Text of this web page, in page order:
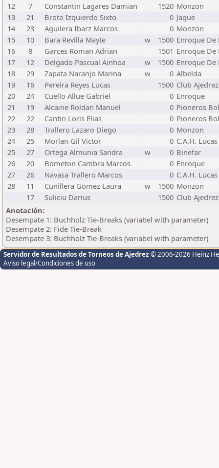
12
7 Constantin Lagares Damian 1520 Monzon
13
21 Broto Izquierdo Sixto 0 Jaque
14
23 Aguilera Ibarz Marcos 0 Monzon
15
10 Bara Revilla Mayte w 1500 Enroque
16
8 Garces Roman Adrian 1501 Enroque
17
12 Delgado Pascual Ainhoa w 1500 Enroque
18
29 Zapata Naranjo Marina w 0 Albelda
19
16 Pereira Reyes Lucas 1500 Club
20
24 Cuello Allue Gabriel 0 Enroque
21
19 Alcaine Roldan Manuel 0 Pioneros
22
22 Cantin Loris Elias 0 Pioneros
23
28 Trallero Lazaro Diego 0 Monzon
24
25 Morlan Gil Victor 0 C.A.H.
25
27 Ortega Almunia Sandra w 0 Binefar
26
20 Bometon Cambra Marcos 0 Enroque
27
26 Navasa Trallero Marcos 0 C.A.H.
28
11 Cunillera Gomez Laura w 1500 Monzon
17
Suliciu Darius 1500 Club
Anotación:
Desempate 1: Buchholz Tie-Breaks (variabel with parameter)
Desempate 2: Fide Tie-Break
Desempate 3: Buchholz Tie-Breaks (variabel with parameter)
Servidor de Resultados de Torneos de Ajedrez © 2006-2026 Heinz
Aviso legal/Condiciones de uso